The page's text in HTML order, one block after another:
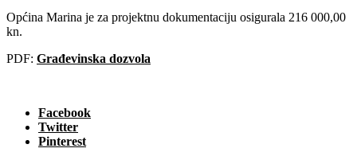
Općina Marina je za projektnu dokumentaciju osigurala 216 000,00
kn.
PDF: Građevinska dozvola
Facebook
Twitter
Pinterest